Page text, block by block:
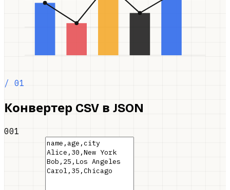
/ 01
Конвертер CSV в JSON
001